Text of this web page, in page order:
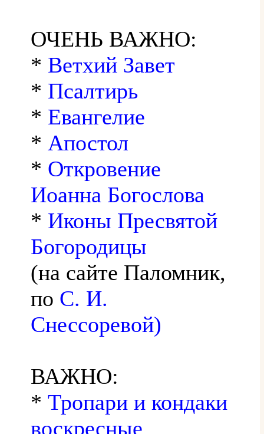
ОЧЕНЬ ВАЖНО:
* Ветхий Завет
* Псалтирь
* Евангелие
* Апостол
* Откровение
Иоанна Богослова
* Иконы Пресвятой
Богородицы
(на сайте Паломник,
по С. И.
Снессоревой)
ВАЖНО:
* Тропари и кондаки
воскресные